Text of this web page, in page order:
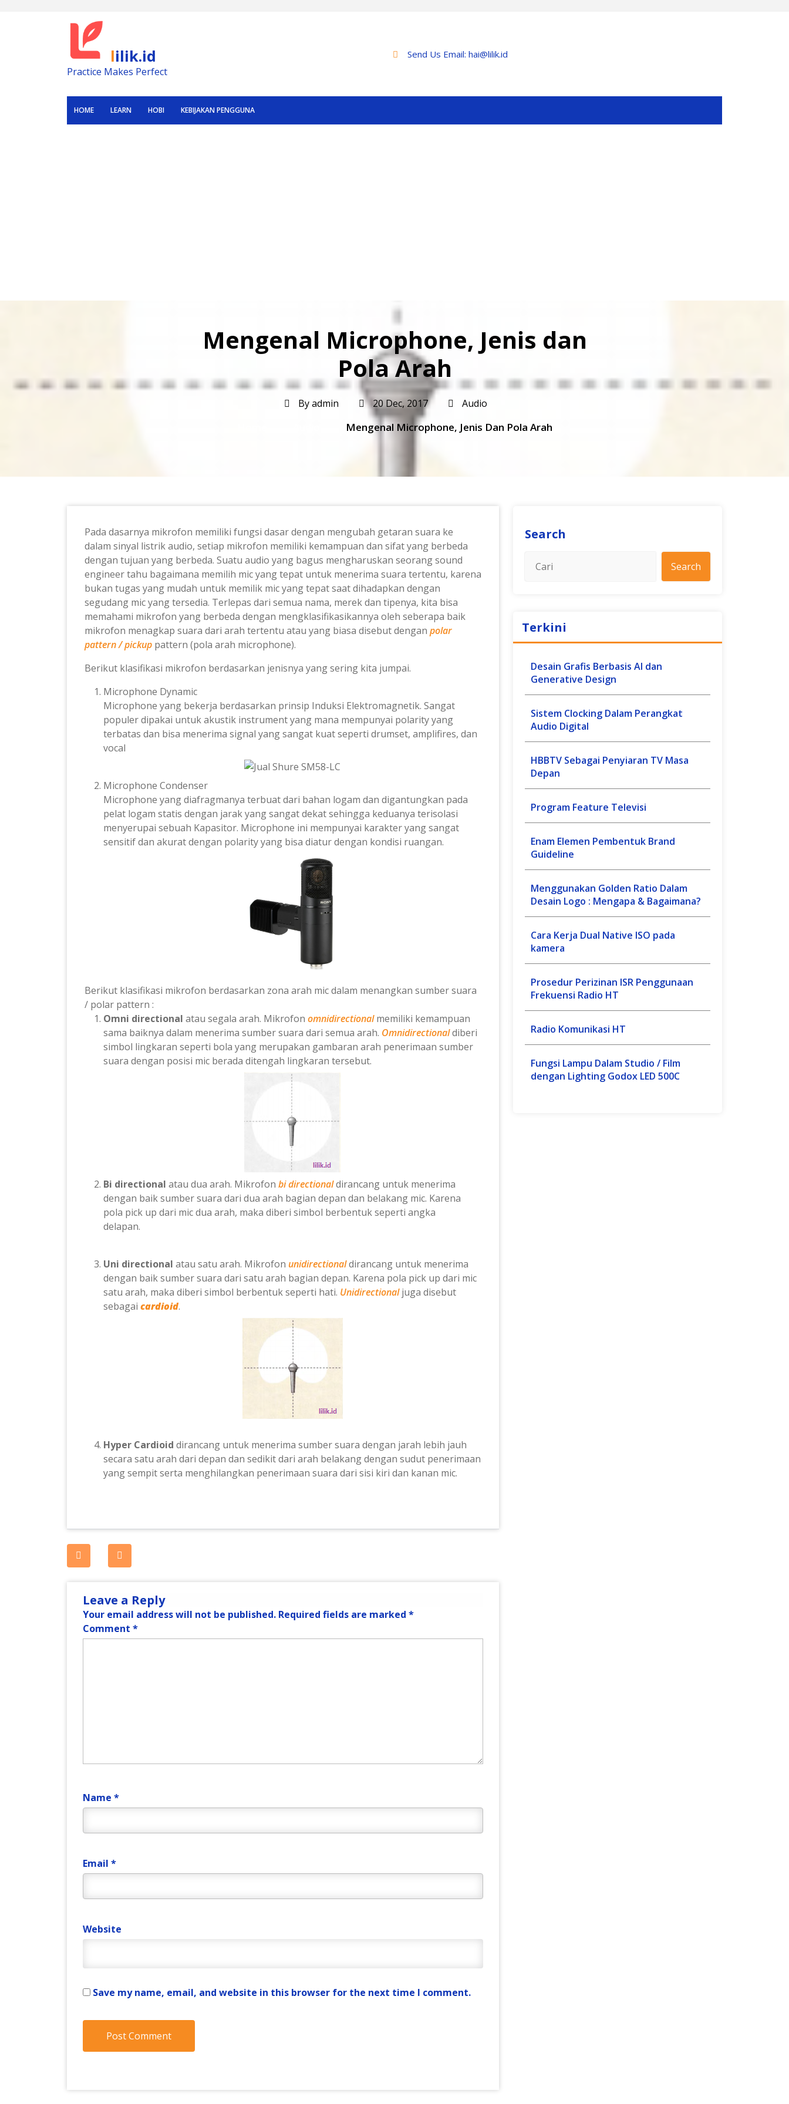
lilik.id
Practice Makes Perfect
Send Us Email: hai@lilik.id
HOME LEARN HOBI KEBIJAKAN PENGGUNA
Mengenal Microphone, Jenis dan
Pola Arah
Byadmin 20 Dec, 2017 Audio
Mengenal Microphone, Jenis Dan Pola Arah
Pada dasarnya mikrofon memiliki fungsi dasar dengan mengubah getaran suara ke
dalam sinyal listrik audio, setiap mikrofon memiliki kemampuan dan sifat yang berbeda
dengan tujuan yang berbeda. Suatu audio yang bagus mengharuskan seorang sound
engineer tahu bagaimana memilih mic yang tepat untuk menerima suara tertentu, karena
bukan tugas yang mudah untuk memilik mic yang tepat saat dihadapkan dengan
segudang mic yang tersedia. Terlepas dari semua nama, merekdan tipenya, kita bisa
memahami mikrofon yang berbeda dengan mengklasifikasikannya oleh seberapa baik
mikrofon menagkap suara dari arah tertentu atau yang biasa disebut dengan polar
pattern / pickup pattern (pola arah microphone).
Berikut klasifikasi mikrofon berdasarkan jenisnya yang sering kita jumpai.
Microphone Dynamic
Microphone yang bekerja berdasarkan prinsip Induksi Elektromagnetik. Sangat
populer dipakai untuk akustik instrument yang mana mempunyai polarity yang
terbatas dan bisa menerima signal yang sangat kuat seperti drumset, amplifires, dan
vocal
Microphone Condenser
Microphone yang diafragmanya terbuat dari bahan logam dan digantungkan pada
pelat logam statis dengan jarak yang sangat dekat sehingga keduanya terisolasi
menyerupai sebuah Kapasitor. Microphone ini mempunyai karakter yang sangat
sensitif dan akurat dengan polarity yang bisa diatur dengan kondisi ruangan.
Berikut klasifikasi mikrofon berdasarkan zona arah mic dalam menangkan sumber suara
/ polar pattern :
Omni directional atau segala arah. Mikrofon omnidirectionalmemiliki kemampuan
sama baiknya dalam menerima sumber suara dari semua arah. Omnidirectionaldiberi
simbol lingkaran seperti bola yang merupakan gambaran arah penerimaan sumber
suara dengan posisi mic berada ditengah lingkaran tersebut.
Bi directional atau dua arah. Mikrofon bi directionaldirancang untuk menerima
dengan baik sumber suara dari dua arah bagian depan dan belakang mic. Karena
pola pick up dari mic dua arah, maka diberi simbol berbentuk seperti angka
delapan.
Uni directional atau satu arah. Mikrofon unidirectionaldirancang untuk menerima
dengan baik sumber suara dari satu arah bagian depan. Karena pola pick up dari mic
satu arah, maka diberi simbol berbentuk seperti hati. Unidirectionaljuga disebut
sebagai cardioid.
Hyper Cardioid dirancang untuk menerima sumber suara dengan jarah lebih jauh
secara satu arah dari depan dan sedikit dari arah belakang dengan sudut penerimaan
yang sempit serta menghilangkan penerimaan suara dari sisi kiri dan kanan mic.
Post
Leave a Reply
Your email address will not be published. Required fields are marked *
Comment *
Name *
Email *
Website
Save my name, email, and website in this browser for the next time I comment.
Search
Search
Terkini
Desain Grafis Berbasis AI dan
Generative Design
Sistem Clocking Dalam Perangkat
Audio Digital
HBBTV Sebagai Penyiaran TV Masa
Depan
Program Feature Televisi
Enam Elemen Pembentuk Brand
Guideline
Menggunakan Golden Ratio Dalam
Desain Logo : Mengapa & Bagaimana?
Cara Kerja Dual Native ISO pada
kamera
Prosedur Perizinan ISR Penggunaan
Frekuensi Radio HT
Radio Komunikasi HT
Fungsi Lampu Dalam Studio / Film
dengan Lighting Godox LED 500C